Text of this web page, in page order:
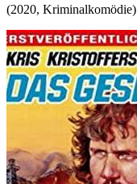
(2020, Kriminalkomödie)